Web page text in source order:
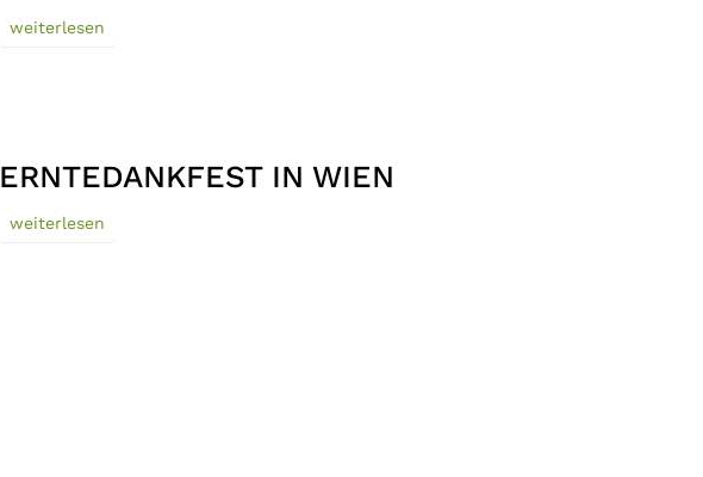
weiterlesen
ERNTEDANKFEST IN WIEN
weiterlesen